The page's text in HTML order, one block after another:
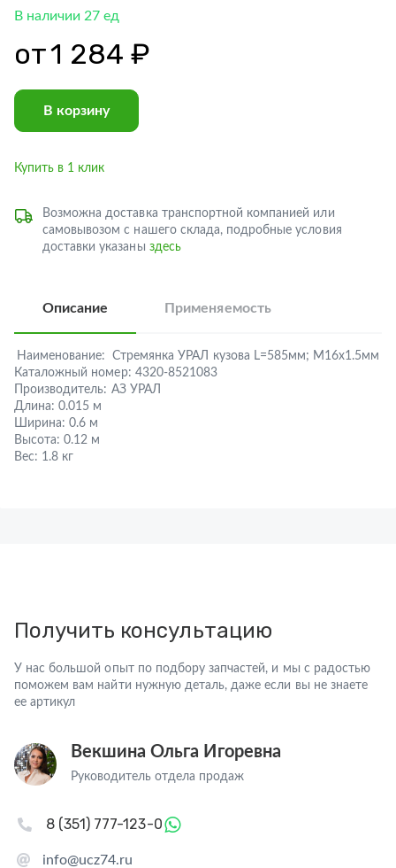
В наличии 27 ед
от1 284 ₽
В корзину
Купить в 1 клик
Возможна доставка транспортной компанией или
самовывозом с нашего склада, подробные условия
доставки указаны здесь
Описание Применяемость
Наименование:
Стремянка УРАЛ кузова L=585мм; М16х1.5мм
Каталожный номер: 4320-8521083
Производитель: АЗ УРАЛ
Длина: 0.015 м
Ширина: 0.6 м
Высота: 0.12 м
Вес: 1.8 кг
Получить консультацию
У нас большой опыт по подбору запчастей, и мы с радостью
поможем вам найти нужную деталь, даже если вы не знаете
ее артикул
Векшина Ольга Игоревна
Руководитель отдела продаж
info@ucz74.ru
8 (351) 777-123-0